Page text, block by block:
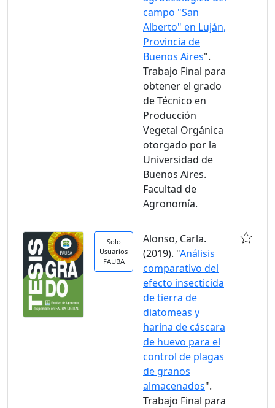
campo "San
Alberto" en Luján,
Provincia de
Buenos Aires".
Trabajo Final para
obtener el grado
de Técnico en
Producción
Vegetal Orgánica
otorgado por la
Universidad de
Buenos Aires.
Facultad de
Agronomía.
Solo
Usuarios
FAUBA
Alonso, Carla.
(2019). "Análisis
comparativo del
efecto insecticida
de tierra de
diatomeas y
harina de cáscara
de huevo para el
control de plagas
de granos
almacenados".
Trabajo Final para